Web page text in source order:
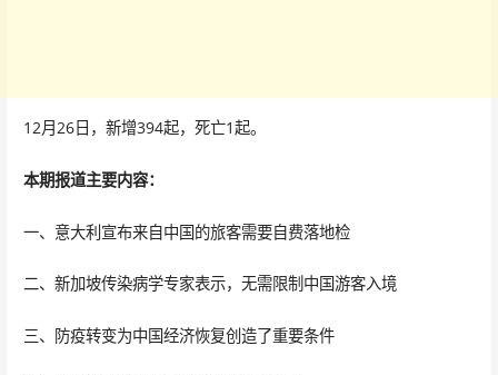
12月26日，新增394起，死亡1起。
本期报道主要内容：
一、意大利宣布来自中国的旅客需要自费落地检
二、新加坡传染病学专家表示，无需限制中国游客入境
三、防疫转变为中国经济恢复创造了重要条件